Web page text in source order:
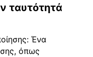
ταυτότητά
Ένα
όπως